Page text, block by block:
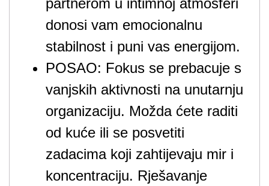
partnerom u intimnoj atmosferi
donosi vam emocionalnu
stabilnost i puni vas energijom.
POSAO: Fokus se prebacuje s
vanjskih aktivnosti na unutarnju
organizaciju. Možda ćete raditi
od kuće ili se posvetiti
zadacima koji zahtijevaju mir i
koncentraciju. Rješavanje